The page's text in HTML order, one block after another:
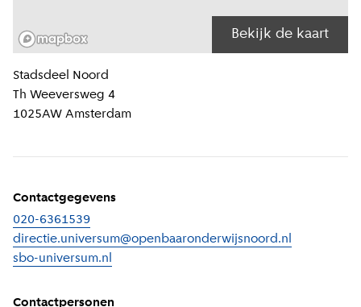
Bekijk de kaart
Locatiegegevens
Stadsdeel
Noord
Th Weeversweg 4
1025AW Amsterdam
Contactgegevens
020-6361539
directie.universum@openbaaronderwijsnoord.nl
sbo-universum.nl
Contactpersonen